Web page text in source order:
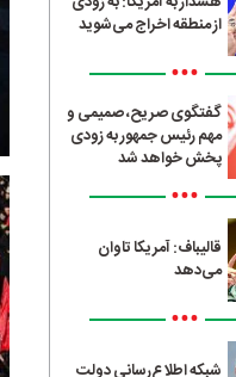
از منطقه اخراج می‌شوید
•••
گفتگوی صریح، صمیمی و
مهم رئیس جمهور به زودی
پخش خواهد شد
•••
قالیباف: آمریکا تاوان
می‌دهد
•••
شبکه اطلاع‌رسانی دولت